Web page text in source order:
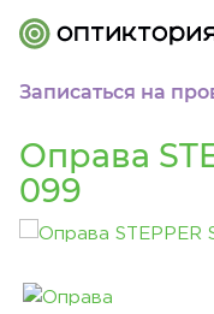
Записаться на
Оправа
099